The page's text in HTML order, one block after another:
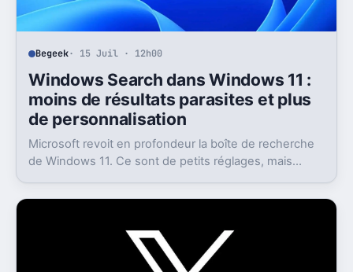
Begeek· 15 Juil · 12h00
Windows Search dans Windows 11 :
moins de résultats parasites et plus
de personnalisation
Microsoft revoit en profondeur la boîte de recherche
de Windows 11. Ce sont de petits réglages, mais